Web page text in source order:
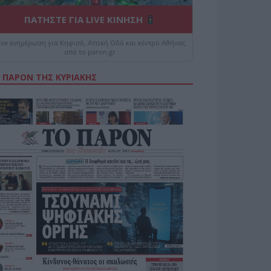
ΠΑΤΗΣΤΕ ΓΙΑ LIVE ΚΙΝΗΣΗ
ενημέρωση για Κηφισό, Αττική Οδό και κέντρο Αθήνας
από το paron.gr
ΤΗΣ ΚΥΡΙΑΚΗΣ